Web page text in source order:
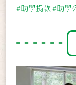
#助學捐款 #助學